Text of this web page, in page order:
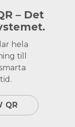
– Det
hela
till
QR